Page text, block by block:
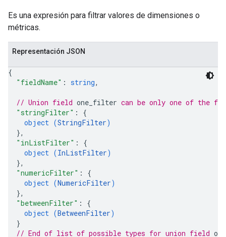
Es una expresión para filtrar valores de dimensiones o
métricas.
Representación JSON
{
"fieldName" : string,
// Union field one_filter can be only one of the
"stringFilter" : {
object (StringFilter)
},
"inListFilter" : {
object (InListFilter)
},
"numericFilter" : {
object (NumericFilter)
},
"betweenFilter" : {
object (BetweenFilter)
}
// End of list of possible types for union field